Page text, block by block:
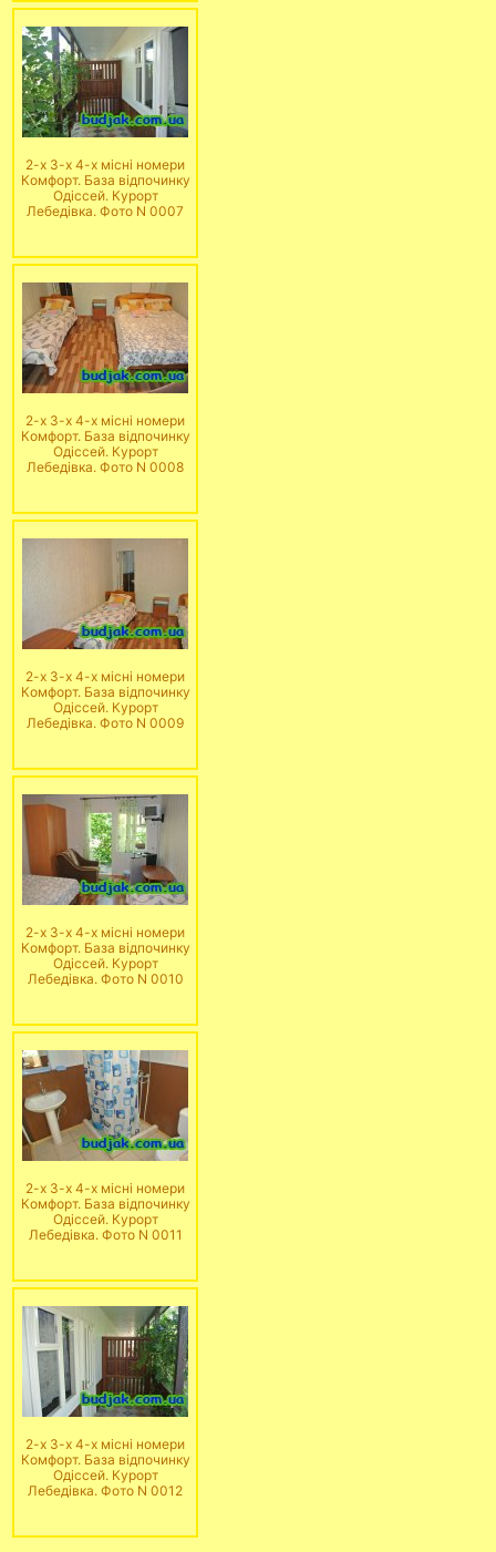
2-х 3-х 4-х місні номери
Комфорт. База відпочинку
Одіссей. Курорт
Лебедівка. Фото N 0007
2-х 3-х 4-х місні номери
Комфорт. База відпочинку
Одіссей. Курорт
Лебедівка. Фото N 0008
2-х 3-х 4-х місні номери
Комфорт. База відпочинку
Одіссей. Курорт
Лебедівка. Фото N 0009
2-х 3-х 4-х місні номери
Комфорт. База відпочинку
Одіссей. Курорт
Лебедівка. Фото N 0010
2-х 3-х 4-х місні номери
Комфорт. База відпочинку
Одіссей. Курорт
Лебедівка. Фото N 0011
2-х 3-х 4-х місні номери
Комфорт. База відпочинку
Одіссей. Курорт
Лебедівка. Фото N 0012